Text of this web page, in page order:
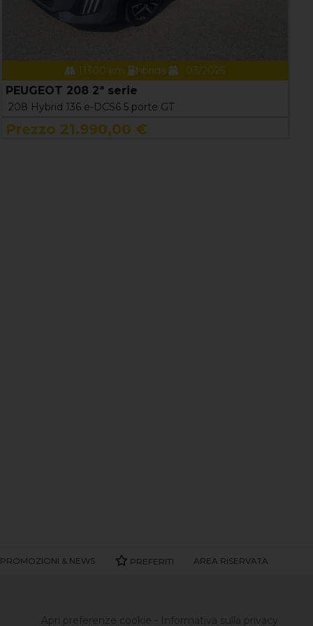
11300 km ibrida 03/2025
PEUGEOT 208 2ª serie
208 Hybrid 136 e-DCS6 5 porte GT
Prezzo 21.990,00 €
PROMOZIONI & NEWS PREFERITI AREA RISERVATA
Apri preferenze cookie - Informativa sulla privacy